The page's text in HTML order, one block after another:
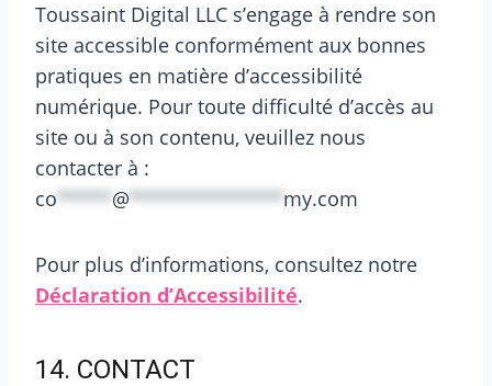
Toussaint Digital LLC s’engage à rendre son
site accessible conformément aux bonnes
pratiques en matière d’accessibilité
numérique. Pour toute difficulté d’accès au
site ou à son contenu, veuillez nous
contacter à :
co*****@**************my.com
Pour plus d’informations, consultez notre
Déclaration d’Accessibilité.
14. CONTACT